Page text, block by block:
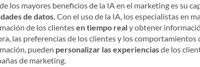
los mayores beneficios de la IA en el marketing es su
de datos. Con el uso de la IA, los especialistas en
de los clientesen tiempo realy obtener
las preferencias de los clientes y los comportamientos
pueden personalizar las experienciasde los
de marketing.